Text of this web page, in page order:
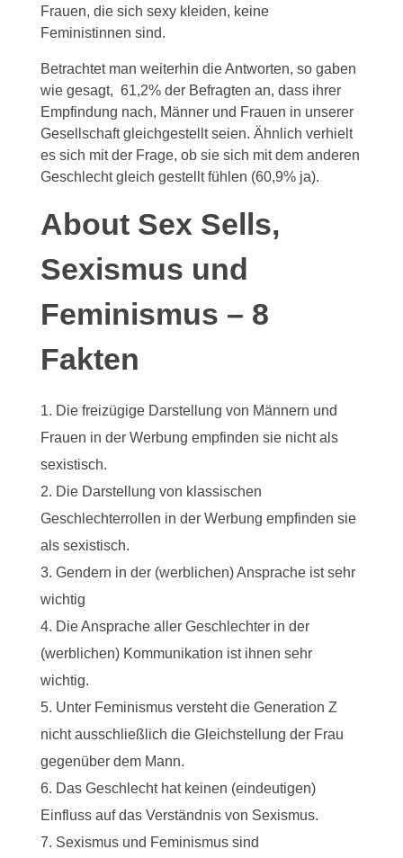
Frauen, die sich sexy kleiden, keine
Feministinnen sind.
Betrachtet man weiterhin die Antworten, so gaben
wie gesagt, 61,2% der Befragten an, dass ihrer
Empfindung nach, Männer und Frauen in unserer
Gesellschaft gleichgestellt seien. Ähnlich verhielt
es sich mit der Frage, ob sie sich mit dem anderen
Geschlecht gleich gestellt fühlen (60,9% ja).
About Sex Sells,
Sexismus und
Feminismus – 8
Fakten
Die freizügige Darstellung von Männern und
Frauen in der Werbung empfinden sie nicht als
sexistisch.
Die Darstellung von klassischen
Geschlechterrollen in der Werbung empfinden sie
als sexistisch.
Gendern in der (werblichen) Ansprache ist sehr
wichtig
Die Ansprache aller Geschlechter in der
(werblichen) Kommunikation ist ihnen sehr
wichtig.
Unter Feminismus versteht die Generation Z
nicht ausschließlich die Gleichstellung der Frau
gegenüber dem Mann.
Das Geschlecht hat keinen (eindeutigen)
Einfluss auf das Verständnis von Sexismus.
Sexismus und Feminismus sind